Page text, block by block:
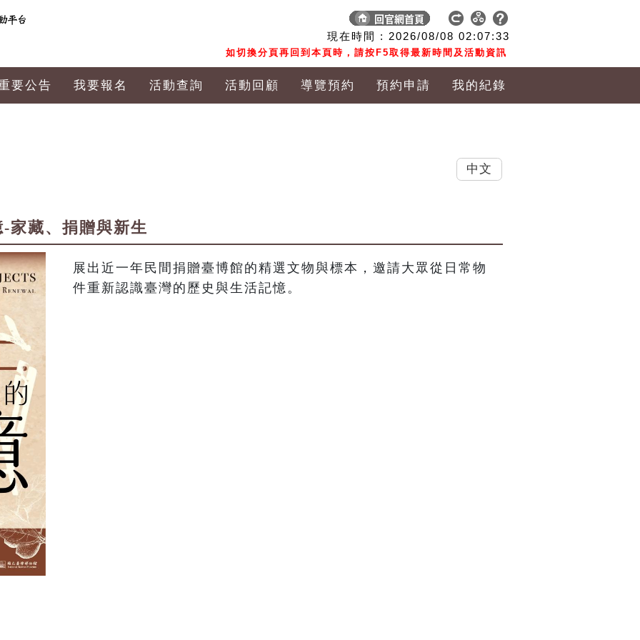
現在時間 : 2026/08/08 02:07:34
如切換分頁再回到本頁時，請按F5取得最新時間及活動資訊
要公告 我要報名 活動查詢 活動回顧 導覽預約 預約申請 我的紀錄
家藏、捐贈與新生
展出近一年民間捐贈臺博館的精選文物與標本，邀請大眾從日常物
件重新認識臺灣的歷史與生活記憶。